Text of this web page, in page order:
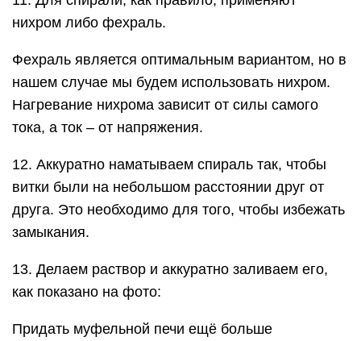
нихром либо фехраль.
Фехраль является оптимальным вариантом, но в
нашем случае мы будем использовать нихром.
Нагревание нихрома зависит от силы самого
тока, а ток – от напряжения.
12. Аккуратно наматываем спираль так, чтобы
витки были на небольшом расстоянии друг от
друга. Это необходимо для того, чтобы избежать
замыкания.
13. Делаем раствор и аккуратно заливаем его,
как показано на фото:
Придать муфельной печи ещё больше